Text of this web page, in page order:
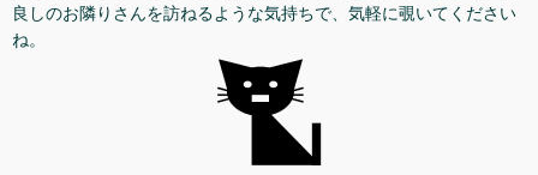
良しのお隣りさんを訪ねるような気持ちで、気軽に覗いてください
ね。